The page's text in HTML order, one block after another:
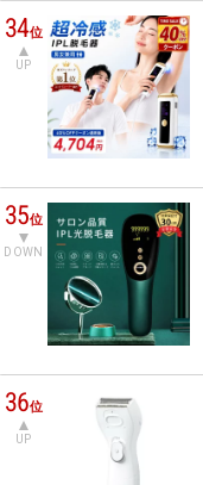
34位
UP
35位
DOWN
36位
UP